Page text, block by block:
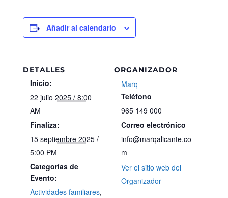
Añadir al calendario
DETALLES
Inicio:
22 julio 2025 / 8:00
AM
Finaliza:
15 septiembre 2025 /
5:00 PM
Categorías de
Evento:
Actividades familiares,
ORGANIZADOR
Marq
Teléfono
965 149 000
Correo electrónico
info@marqalicante.co
m
Ver el sitio web del
Organizador